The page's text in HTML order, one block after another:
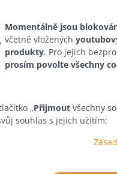
Momentálně jsou
včetně vložených
produkty. Pro jejich
prosím povolte všechny
„Přijmout všechny
souhlas s jejich užitím: